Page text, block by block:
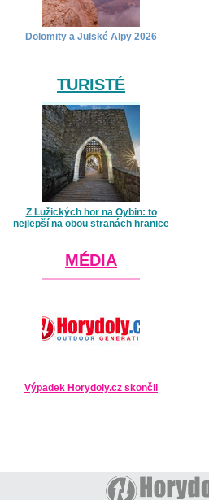
Dolomity a Julské Alpy 2026
TURISTÉ
Z Lužických hor na Oybin: to
nejlepší na obou stranách hranice
MÉDIA
Výpadek Horydoly.cz skončil